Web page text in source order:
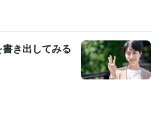
き出してみる